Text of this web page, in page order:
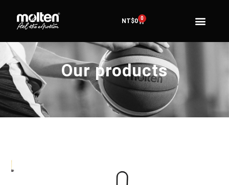
NT$0 0
Our products